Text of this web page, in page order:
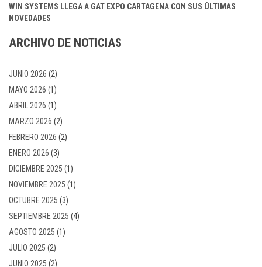
WIN SYSTEMS LLEGA A GAT EXPO CARTAGENA CON SUS ÚLTIMAS
NOVEDADES
ARCHIVO DE NOTICIAS
JUNIO 2026 (2)
MAYO 2026 (1)
ABRIL 2026 (1)
MARZO 2026 (2)
FEBRERO 2026 (2)
ENERO 2026 (3)
DICIEMBRE 2025 (1)
NOVIEMBRE 2025 (1)
OCTUBRE 2025 (3)
SEPTIEMBRE 2025 (4)
AGOSTO 2025 (1)
JULIO 2025 (2)
JUNIO 2025 (2)